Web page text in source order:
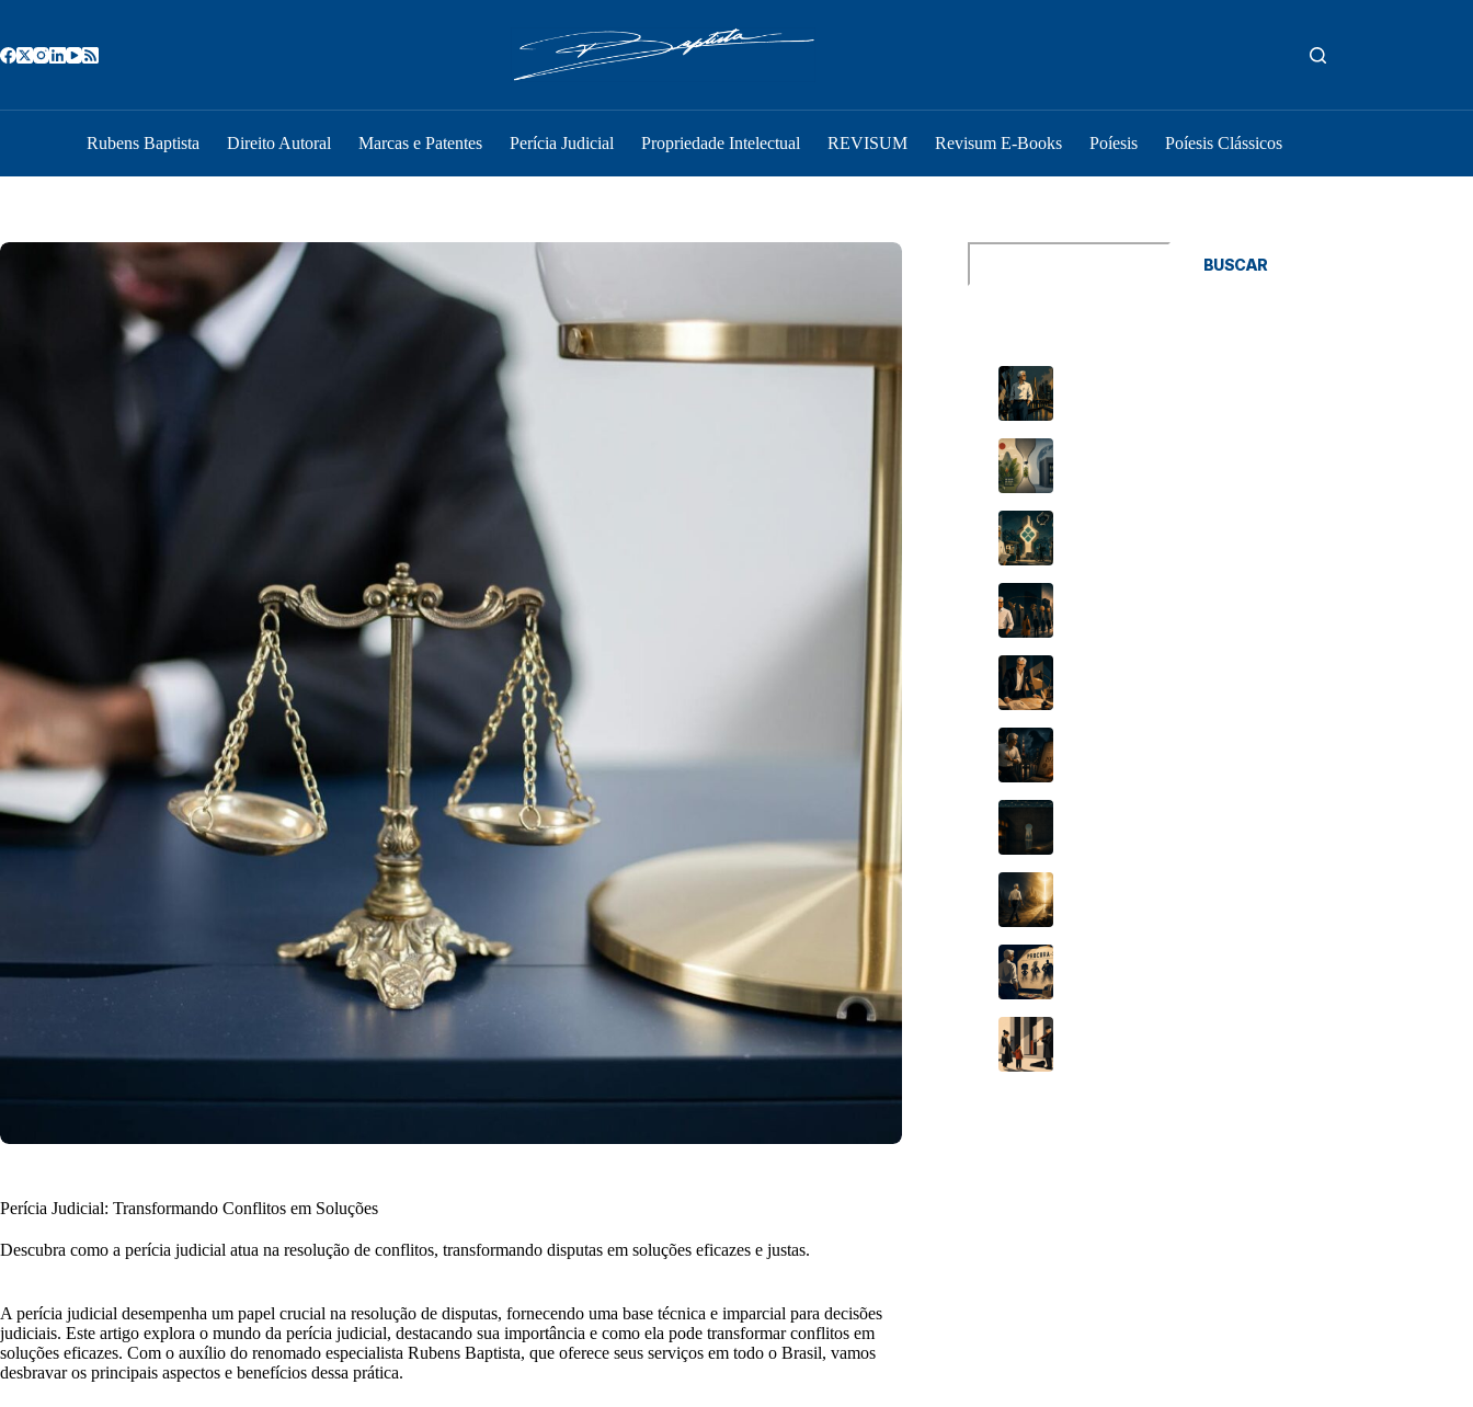
o
conteúdo
Rubens Baptista Direito Autoral Marcas e Patentes Perícia Judicial Propriedade Intelectual REVISUM Revisum E-Books Poíesis Poíesis Clássicos
Perícia Judicial: Transformando Conflitos em Soluções
Descubra como a perícia judicial atua na resolução de conflitos, transformando disputas em soluções eficazes e justas.
A perícia judicial desempenha um papel crucial na resolução de disputas, fornecendo uma base técnica e imparcial para decisões
judiciais. Este artigo explora o mundo da perícia judicial, destacando sua importância e como ela pode transformar conflitos em
soluções eficazes. Com o auxílio do renomado especialista Rubens Baptista, que oferece seus serviços em todo o Brasil, vamos
desbravar os principais aspectos e benefícios dessa prática.
Pesquisar
BUSCAR